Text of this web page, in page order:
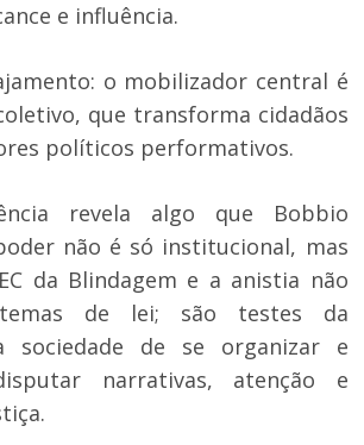
e influência.
o mobilizador central é
que transforma cidadãos
políticos performativos.
revela algo que Bobbio
não é só institucional, mas
da Blindagem e a anistia não
de lei; são testes da
sociedade de se organizar e
narrativas, atenção e